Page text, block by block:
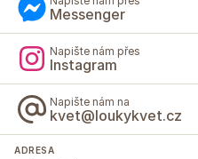
Messenger
Napište nám přes
Instagram
Napište nám na
kvet@loukykvet.cz
ADRESA